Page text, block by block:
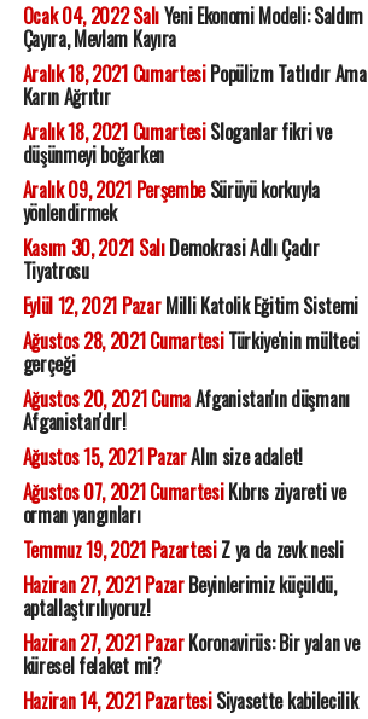
Ocak 04, 2022 SalıYeni Ekonomi Modeli: Saldım
Çayıra, Mevlam Kayıra
Aralık 18, 2021 CumartesiPopülizm Tatlıdır Ama
Karın Ağrıtır
Aralık 18, 2021 CumartesiSloganlar fikri ve
düşünmeyi boğarken
Aralık 09, 2021 PerşembeSürüyü korkuyla
yönlendirmek
Kasım 30, 2021 SalıDemokrasi Adlı Çadır
Tiyatrosu
Eylül 12, 2021 PazarMilli Katolik Eğitim Sistemi
Ağustos 28, 2021 CumartesiTürkiye'nin mülteci
gerçeği
Ağustos 20, 2021 CumaAfganistan'ın düşmanı
Afganistan'dır!
Ağustos 15, 2021 PazarAlın size adalet!
Ağustos 07, 2021 CumartesiKıbrıs ziyareti ve
orman yangınları
Temmuz 19, 2021 PazartesiZ ya da zevk nesli
Haziran 27, 2021 PazarBeyinlerimiz küçüldü,
aptallaştırılıyoruz!
Haziran 27, 2021 PazarKoronavirüs: Bir yalan ve
küresel felaket mi?
Haziran 14, 2021 PazartesiSiyasette kabilecilik